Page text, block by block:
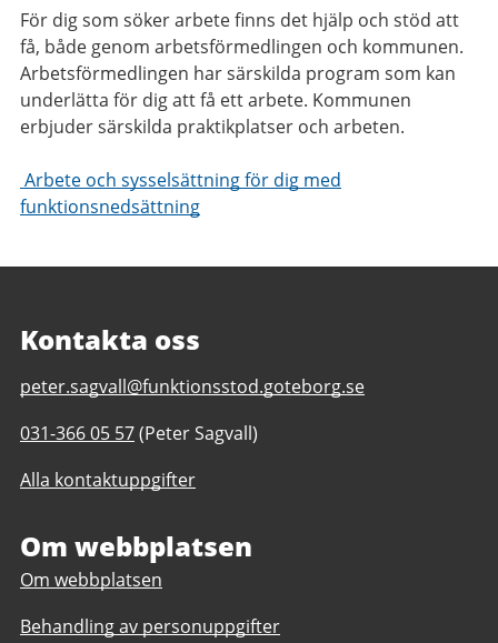
För dig som söker arbete finns det hjälp och stöd att
få, både genom arbetsförmedlingen och kommunen.
Arbetsförmedlingen har särskilda program som kan
underlätta för dig att få ett arbete. Kommunen
erbjuder särskilda praktikplatser och arbeten.
Arbete och sysselsättning för dig med
funktionsnedsättning
Kontakta oss
E-
till
Chalmersfixarna
daglig
Göteborgs
Stad
peter.sagvall@funktionsstod.goteborg.se
Telefonnummer
Chalmersfixarna
verksamhet
Göteborgs
Stad
031-366 05 57(Peter Sagvall)
Alla kontaktuppgifter
Om webbplatsen
Om webbplatsen
Behandling av personuppgifter